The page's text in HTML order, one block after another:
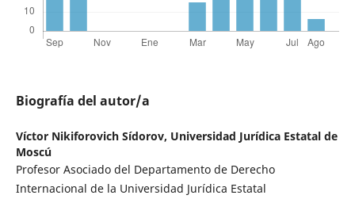
Biografía del autor/a
Víctor Nikiforovich Sídorov, Universidad Jurídica Estatal de
Moscú
Profesor Asociado del Departamento de Derecho
Internacional de la Universidad Jurídica Estatal